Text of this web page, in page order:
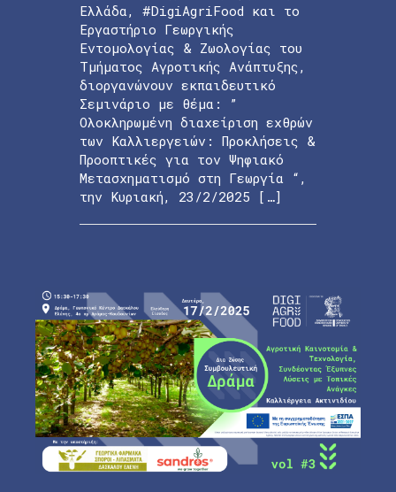
Ελλάδα, #DigiAgriFood και το
Εργαστήριο Γεωργικής
Εντομολογίας & Ζωολογίας του
Τμήματος Αγροτικής Ανάπτυξης,
διοργανώνουν εκπαιδευτικό
Σεμινάριο με θέμα: ”
Ολοκληρωμένη διαχείριση εχθρών
των Καλλιεργειών: Προκλήσεις &
Προοπτικές για τον Ψηφιακό
Μετασχηματισμό στη Γεωργία “,
την Κυριακή, 23/2/2025 […]